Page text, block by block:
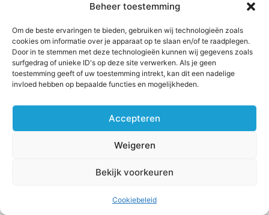
Beheer toestemming
Om de beste ervaringen te bieden, gebruiken wij technologieën zoals
cookies om informatie over je apparaat op te slaan en/of te raadplegen.
Door in te stemmen met deze technologieën kunnen wij gegevens zoals
surfgedrag of unieke ID's op deze site verwerken. Als je geen
toestemming geeft of uw toestemming intrekt, kan dit een nadelige
invloed hebben op bepaalde functies en mogelijkheden.
Accepteren
Weigeren
Bekijk voorkeuren
Cookiebeleid
Nieuwsbrief
Adverteren
Over
Project
Bedrijf
Agenda
Magazines
Voorwaarden
Privacy
Statement